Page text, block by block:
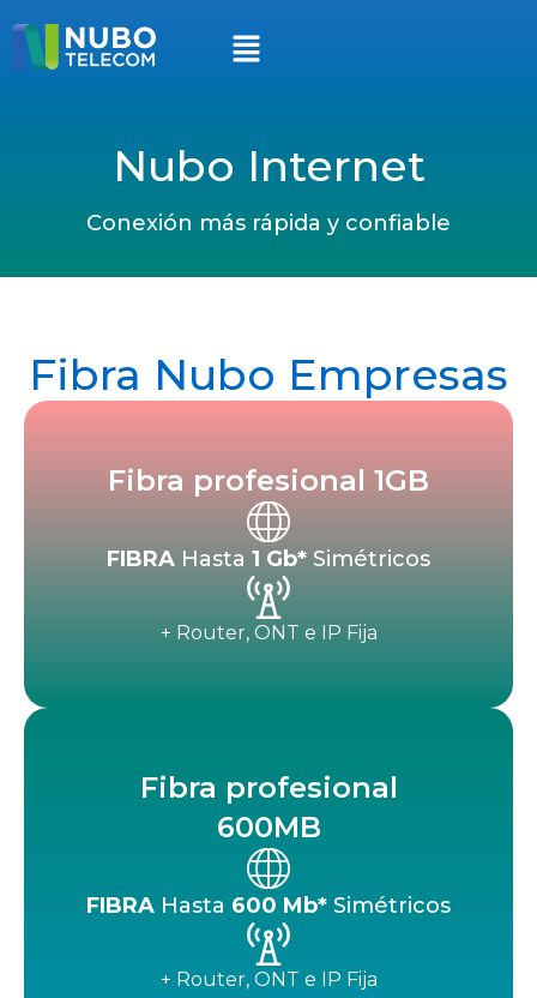
Nubo Internet
Conexión más rápida y confiable
Fibra Nubo Empresas
Fibra profesional 1GB
FIBRA Hasta 1 Gb* Simétricos​
+ Router, ONT e IP Fija
Fibra profesional
600MB
FIBRA Hasta 600 Mb* Simétricos
+ Router, ONT e IP Fija